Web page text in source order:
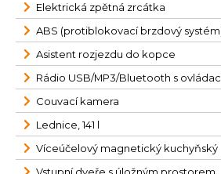
Elektrická zpětná zrcátka
ABS (protiblokovací brzdový
Asistent rozjezdu do kopce
Rádio USB/MP3/Bluetooth s
Couvací kamera
Lednice, 141 l
Víceúčelový magnetický kuchyňský